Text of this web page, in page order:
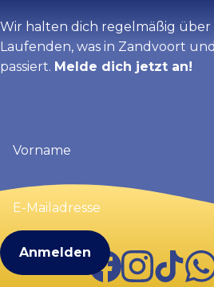
Wir halten dich regelmäßig über
Laufenden, was in Zandvoort
passiert. Melde dich jetzt an!
(erforderlich)
E-
Mailadresse
FacebookInstagram
TikTok